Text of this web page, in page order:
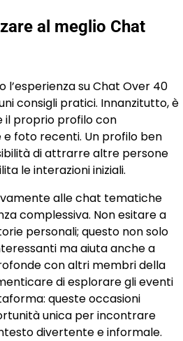
al meglio Chat
l’esperienza su Chat Over 40
consigli pratici. Innanzitutto, è
proprio profilo con
foto recenti. Un profilo ben
di attrarre altre persone
le interazioni iniziali.
alle chat tematiche
complessiva. Non esitare a
personali; questo non solo
ma aiuta anche a
con altri membri della
di esplorare gli eventi
queste occasioni
unica per incontrare
divertente e informale.